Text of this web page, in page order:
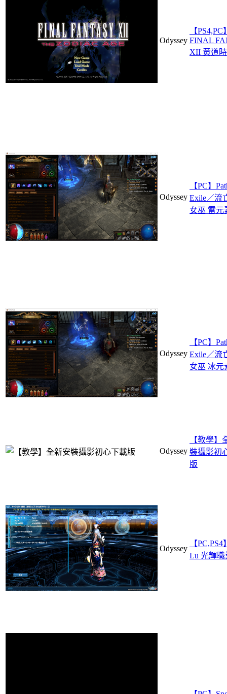
Odyssey
【PS4,PC
FINAL
XII 黃道
Odyssey
【PC】
Exile／流
女巫 雷元
Odyssey
【PC】
Exile／流
女巫 冰元
Odyssey
【教學】
裝攝影初
版
Odyssey
【PC,PS4
Lu 光輝職